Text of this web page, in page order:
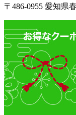
〒486-0955 愛知県